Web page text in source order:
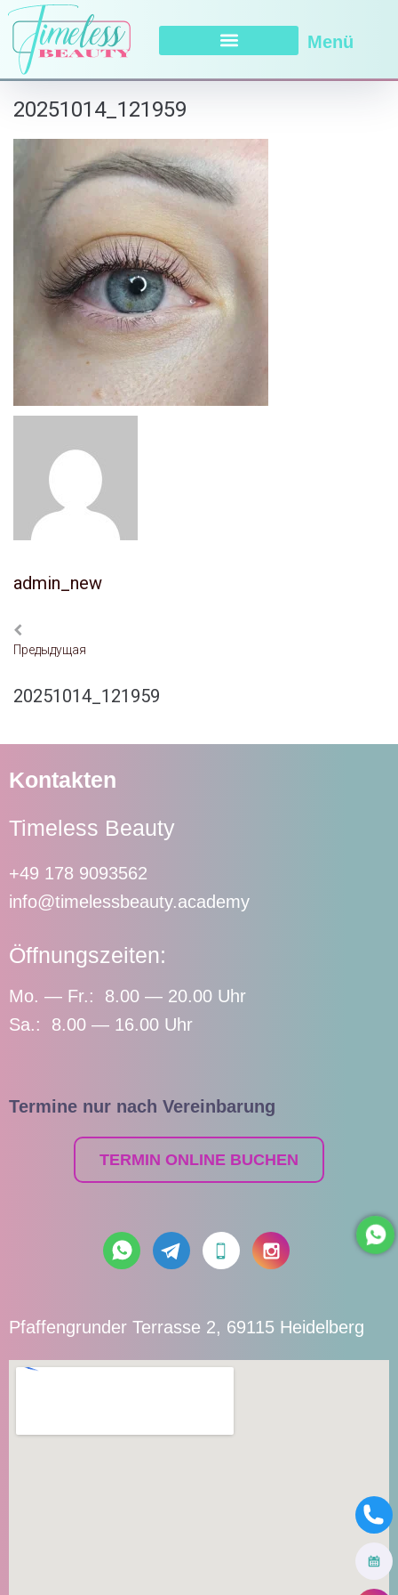
Menü
20251014_121959
admin_new
Предыдущая
20251014_121959
Kontakten
Timeless Beauty
+49 178 9093562
info@timelessbeauty.academy
Öffnungszeiten:
Mo. — Fr.: 8.00 — 20.00 Uhr
Sa.: 8.00 — 16.00 Uhr
Termine nur nach Vereinbarung
TERMIN ONLINE BUCHEN
Pfaffengrunder Terrasse 2, 69115 Heidelberg